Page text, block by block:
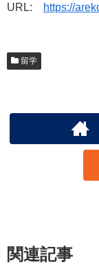
URL: https://
留学
関連記事